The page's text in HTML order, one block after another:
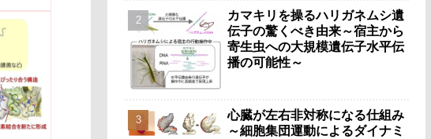
カマキリを操るハリガネムシ遺
伝子の驚くべき由来～宿主から
寄生虫への大規模遺伝子水平伝
播の可能性～
心臓が左右非対称になる仕組み
～細胞集団運動によるダイナミ